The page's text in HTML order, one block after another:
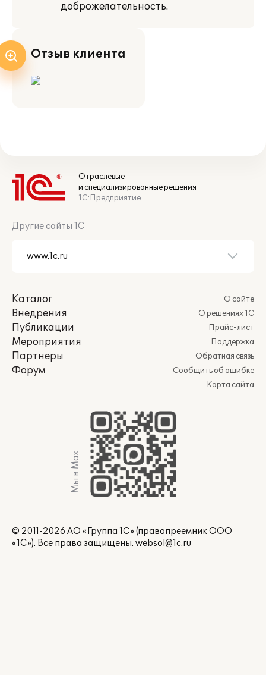
доброжелательность.
Отзыв клиента
Отраслевые
и специализированные решения
1С:Предприятие
Другие сайты 1С
Каталог
Внедрения
Публикации
Мероприятия
Партнеры
Форум
О сайте
О решениях 1С
Прайс-лист
Поддержка
Обратная связь
Сообщить об ошибке
Карта сайта
Мы в Max
© 2011-2026 АО «Группа 1С» (правопреемник ООО
«1С»). Все права защищены. websol@1c.ru